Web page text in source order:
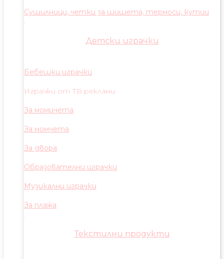
Сушилници, четки за шишета, термоси, кутии
Детски играчки
Бебешки играчки
Играчки от ТВ реклами
За момичета
За момчета
За двора
Образователни играчки
Музикални играчки
За плажа
Текстилни продукти